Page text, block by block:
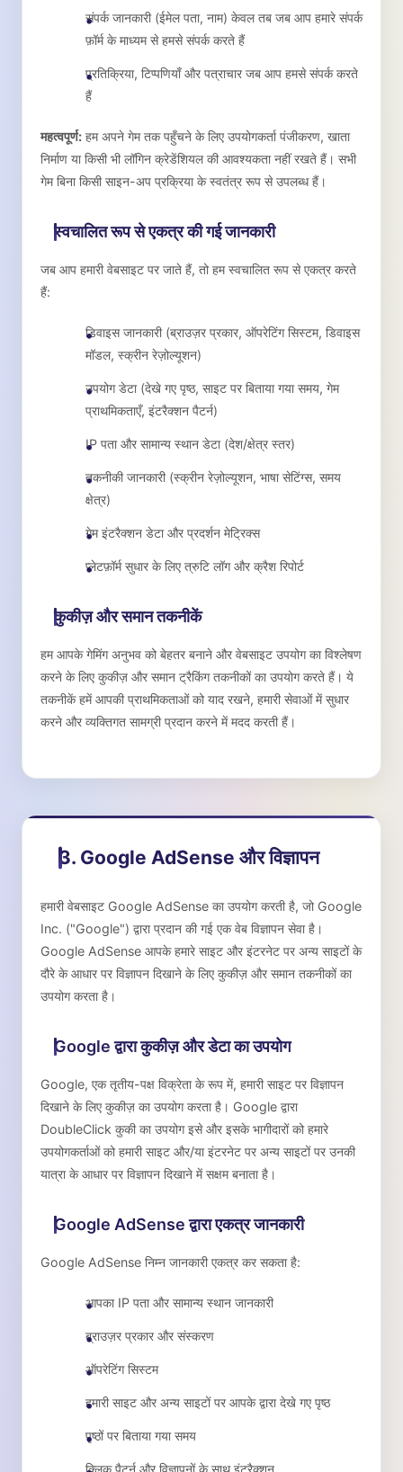
संपर्क जानकारी (ईमेल पता, नाम) केवल तब जब आप हमारे संपर्क
फ़ॉर्म के माध्यम से हमसे संपर्क करते हैं
प्रतिक्रिया, टिप्पणियाँ और पत्राचार जब आप हमसे संपर्क करते
हैं
महत्वपूर्ण: हम अपने गेम तक पहुँचने के लिए उपयोगकर्ता पंजीकरण, खाता
निर्माण या किसी भी लॉगिन क्रेडेंशियल की आवश्यकता नहीं रखते हैं। सभी
गेम बिना किसी साइन-अप प्रक्रिया के स्वतंत्र रूप से उपलब्ध हैं।
स्वचालित रूप से एकत्र की गई जानकारी
जब आप हमारी वेबसाइट पर जाते हैं, तो हम स्वचालित रूप से एकत्र करते
हैं:
डिवाइस जानकारी (ब्राउज़र प्रकार, ऑपरेटिंग सिस्टम, डिवाइस
मॉडल, स्क्रीन रेज़ोल्यूशन)
उपयोग डेटा (देखे गए पृष्ठ, साइट पर बिताया गया समय, गेम
प्राथमिकताएँ, इंटरैक्शन पैटर्न)
IP पता और सामान्य स्थान डेटा (देश/क्षेत्र स्तर)
तकनीकी जानकारी (स्क्रीन रेज़ोल्यूशन, भाषा सेटिंग्स, समय
क्षेत्र)
गेम इंटरैक्शन डेटा और प्रदर्शन मेट्रिक्स
प्लेटफ़ॉर्म सुधार के लिए त्रुटि लॉग और क्रैश रिपोर्ट
कुकीज़ और समान तकनीकें
हम आपके गेमिंग अनुभव को बेहतर बनाने और वेबसाइट उपयोग का विश्लेषण
करने के लिए कुकीज़ और समान ट्रैकिंग तकनीकों का उपयोग करते हैं। ये
तकनीकें हमें आपकी प्राथमिकताओं को याद रखने, हमारी सेवाओं में सुधार
करने और व्यक्तिगत सामग्री प्रदान करने में मदद करती हैं।
3. Google AdSense और विज्ञापन
हमारी वेबसाइट Google AdSense का उपयोग करती है, जो Google
Inc. ("Google") द्वारा प्रदान की गई एक वेब विज्ञापन सेवा है।
Google AdSense आपके हमारे साइट और इंटरनेट पर अन्य साइटों के
दौरे के आधार पर विज्ञापन दिखाने के लिए कुकीज़ और समान तकनीकों का
उपयोग करता है।
Google द्वारा कुकीज़ और डेटा का उपयोग
Google, एक तृतीय-पक्ष विक्रेता के रूप में, हमारी साइट पर विज्ञापन
दिखाने के लिए कुकीज़ का उपयोग करता है। Google द्वारा
DoubleClick कुकी का उपयोग इसे और इसके भागीदारों को हमारे
उपयोगकर्ताओं को हमारी साइट और/या इंटरनेट पर अन्य साइटों पर उनकी
यात्रा के आधार पर विज्ञापन दिखाने में सक्षम बनाता है।
Google AdSense द्वारा एकत्र जानकारी
Google AdSense निम्न जानकारी एकत्र कर सकता है:
आपका IP पता और सामान्य स्थान जानकारी
ब्राउज़र प्रकार और संस्करण
ऑपरेटिंग सिस्टम
हमारी साइट और अन्य साइटों पर आपके द्वारा देखे गए पृष्ठ
पृष्ठों पर बिताया गया समय
क्लिक पैटर्न और विज्ञापनों के साथ इंटरैक्शन